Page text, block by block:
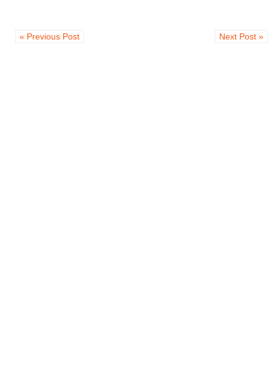
« Previous Post Next Post »